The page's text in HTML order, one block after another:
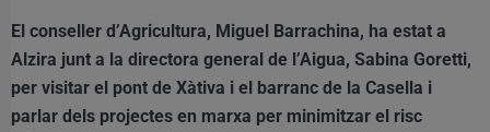
El conseller d’Agricultura, Miguel Barrachina, ha estat a
Alzira junt a la directora general de l’Aigua, Sabina Goretti,
per visitar el pont de Xàtiva i el barranc de la Casella i
parlar dels projectes en marxa per minimitzar el risc